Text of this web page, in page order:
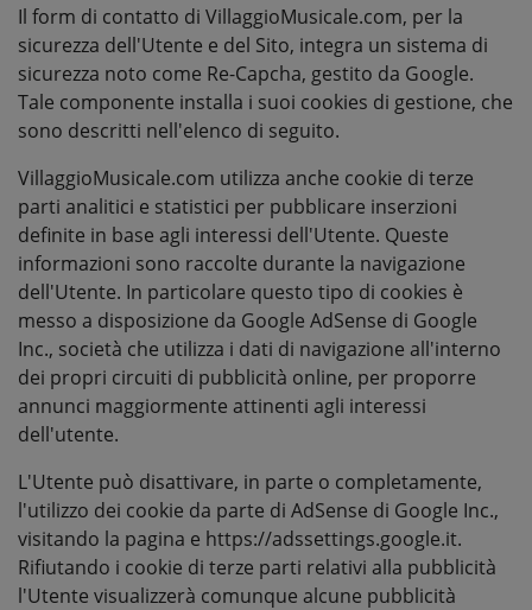
Il form di contatto di VillaggioMusicale.com, per la
sicurezza dell'Utente e del Sito, integra un sistema di
sicurezza noto come Re-Capcha, gestito da Google.
Tale componente installa i suoi cookies di gestione, che
sono descritti nell'elenco di seguito.
VillaggioMusicale.com utilizza anche cookie di terze
parti analitici e statistici per pubblicare inserzioni
definite in base agli interessi dell'Utente. Queste
informazioni sono raccolte durante la navigazione
dell'Utente. In particolare questo tipo di cookies è
messo a disposizione da Google AdSense di Google
Inc., società che utilizza i dati di navigazione all'interno
dei propri circuiti di pubblicità online, per proporre
annunci maggiormente attinenti agli interessi
dell'utente.
L'Utente può disattivare, in parte o completamente,
l'utilizzo dei cookie da parte di AdSense di Google Inc.,
visitando la pagina e https://adssettings.google.it.
Rifiutando i cookie di terze parti relativi alla pubblicità
l'Utente visualizzerà comunque alcune pubblicità